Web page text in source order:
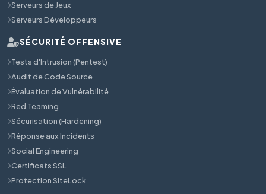
Serveurs de Jeux
Serveurs Développeurs
SÉCURITÉ OFFENSIVE
Tests d'Intrusion (Pentest)
Audit de Code Source
Évaluation de Vulnérabilité
Red Teaming
Sécurisation (Hardening)
Réponse aux Incidents
Social Engineering
Certificats SSL
Protection SiteLock